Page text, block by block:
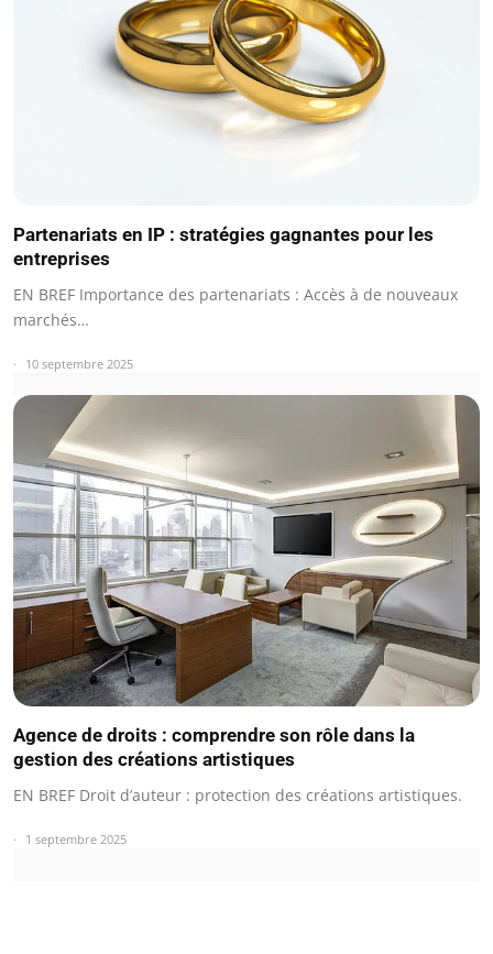
Partenariats en IP : stratégies gagnantes pour les
entreprises
EN BREF Importance des partenariats : Accès à de nouveaux
marchés…
10 septembre 2025
Agence de droits : comprendre son rôle dans la
gestion des créations artistiques
EN BREF Droit d’auteur : protection des créations artistiques.
1 septembre 2025